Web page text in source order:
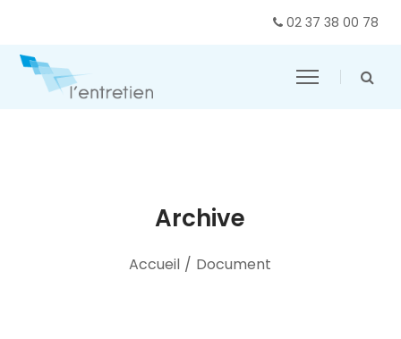
02 37 38 00 78
Archive
Accueil / Document